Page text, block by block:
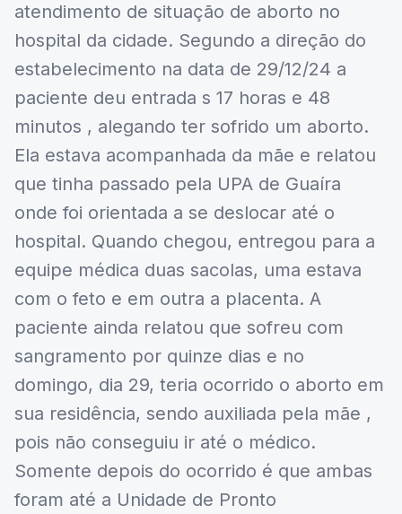
atendimento de situação de aborto no
hospital da cidade. Segundo a direção do
estabelecimento na data de 29/12/24 a
paciente deu entrada s 17 horas e 48
minutos , alegando ter sofrido um aborto.
Ela estava acompanhada da mãe e relatou
que tinha passado pela UPA de Guaíra
onde foi orientada a se deslocar até o
hospital. Quando chegou, entregou para a
equipe médica duas sacolas, uma estava
com o feto e em outra a placenta. A
paciente ainda relatou que sofreu com
sangramento por quinze dias e no
domingo, dia 29, teria ocorrido o aborto em
sua residência, sendo auxiliada pela mãe ,
pois não conseguiu ir até o médico.
Somente depois do ocorrido é que ambas
foram até a Unidade de Pronto